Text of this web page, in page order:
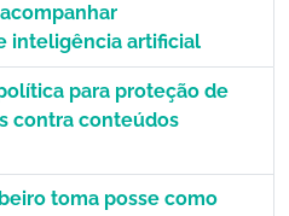
inteligência artificial
para proteção de
contra conteúdos
toma posse como